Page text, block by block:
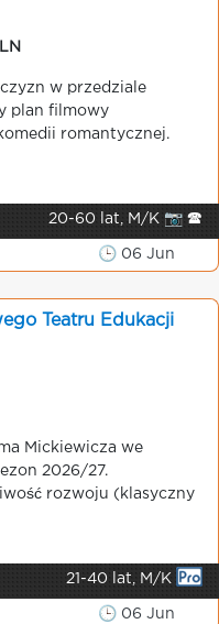
w przedziale
plan filmowy
romantycznej.
20-60 lat, M/K 📷 🕿
🕒 06 Jun
Teatru Edukacji
Mickiewicza we
2026/27.
rozwoju (klasyczny
21-40 lat, M/K
🕒 06 Jun